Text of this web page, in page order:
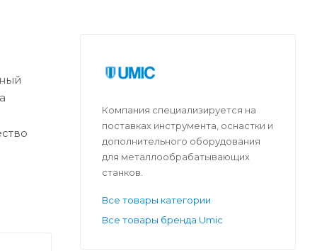
Компания специализируется на
поставках инструмента, оснастки и
дополнительного оборудования
для металлообрабатывающих
станков.
Все товары категории
Все товары бренда Umic